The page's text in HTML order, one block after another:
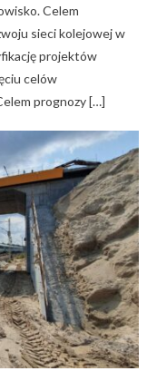
Celem
sieci kolejowej w
projektów
celów
prognozy […]